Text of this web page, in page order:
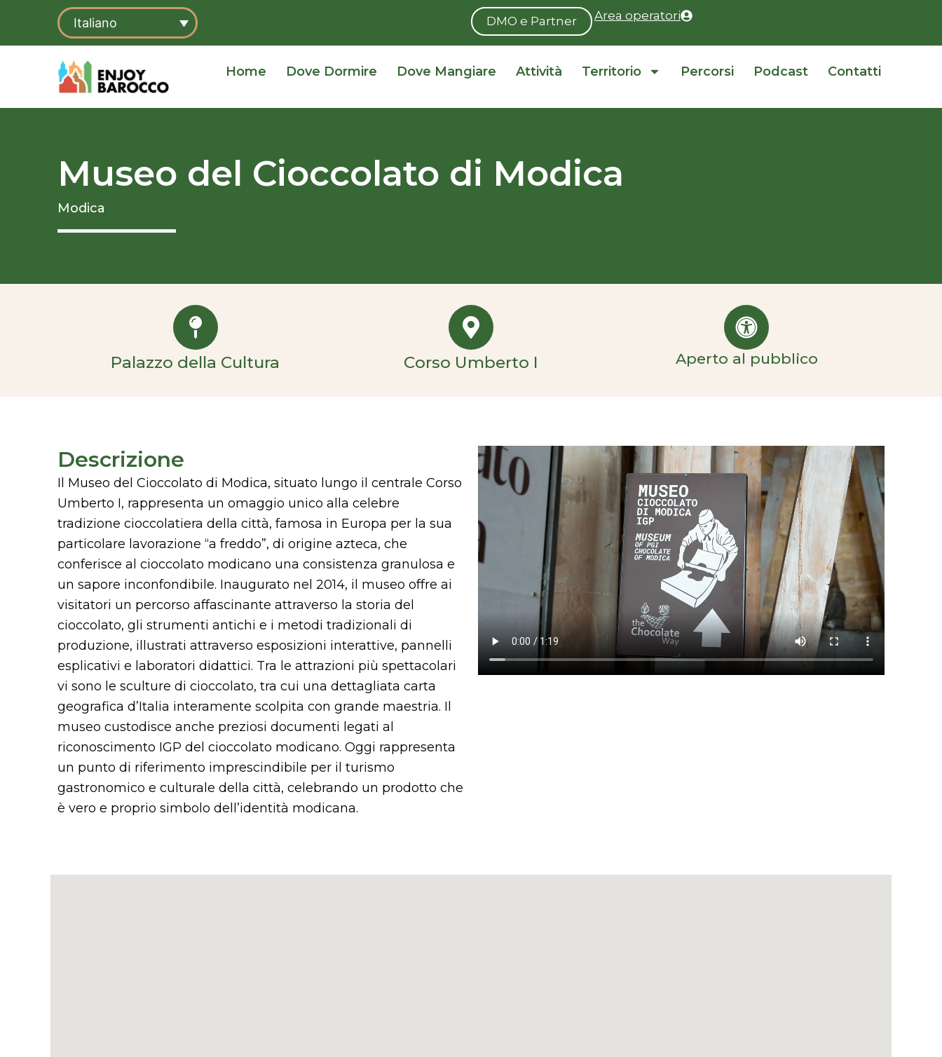
contenuto
Italiano DMO e Partner Area operatori
Home Dove Dormire Dove Mangiare Attività Territorio Percorsi Podcast Contatti
Museo del Cioccolato di Modica
Modica
Palazzo della Cultura Corso Umberto I Aperto al pubblico
Descrizione
Il Museo del Cioccolato di Modica, situato lungo il centrale Corso
Umberto I, rappresenta un omaggio unico alla celebre
tradizione cioccolatiera della città, famosa in Europa per la sua
particolare lavorazione “a freddo”, di origine azteca, che
conferisce al cioccolato modicano una consistenza granulosa e
un sapore inconfondibile. Inaugurato nel 2014, il museo offre ai
visitatori un percorso affascinante attraverso la storia del
cioccolato, gli strumenti antichi e i metodi tradizionali di
produzione, illustrati attraverso esposizioni interattive, pannelli
esplicativi e laboratori didattici. Tra le attrazioni più spettacolari
vi sono le sculture di cioccolato, tra cui una dettagliata carta
geografica d’Italia interamente scolpita con grande maestria. Il
museo custodisce anche preziosi documenti legati al
riconoscimento IGP del cioccolato modicano. Oggi rappresenta
un punto di riferimento imprescindibile per il turismo
gastronomico e culturale della città, celebrando un prodotto che
è vero e proprio simbolo dell’identità modicana.